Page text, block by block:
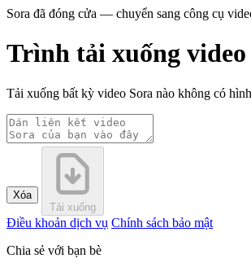
Sora đã đóng cửa — chuyển sang công cụ
Trình tải xuống video
Tải xuống bất kỳ video Sora nào không có
Xóa
Tải xuống
Điều khoản dịch vụ Chính sách bảo mật
Chia sẻ với bạn bè